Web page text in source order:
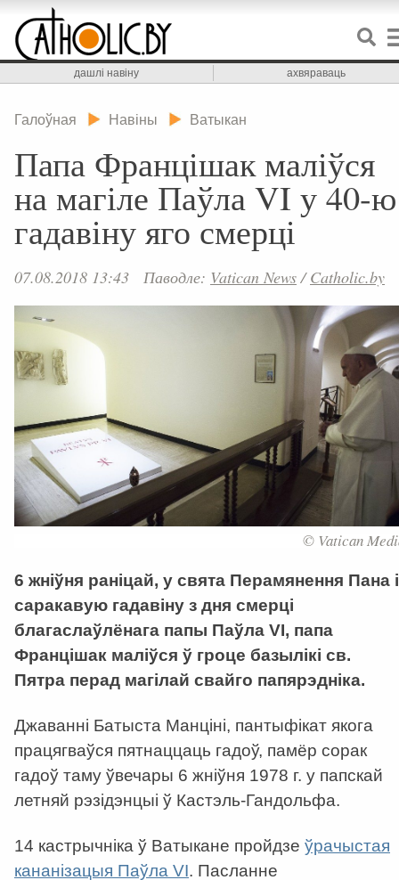
дашлі навіну ахвяраваць
Галоўная Навіны Ватыкан
Папа Францішак маліўся
на магіле Паўла VI у 40-ю
гадавіну яго смерці
07.08.2018 13:43 Паводле: Vatican News/Catholic.by
© Vatican
6 жніўня раніцай, у свята Перамянення Пана і
саракавую гадавіну з дня смерці
благаслаўлёнага папы Паўла VI, папа
Францішак маліўся ў гроце базылікі св.
Пятра перад магілай свайго папярэдніка.
Джаванні Батыста Манціні, пантыфікат якога
працягваўся пятнаццаць гадоў, памёр сорак
гадоў таму ўвечары 6 жніўня 1978 г. у папскай
летняй рэзідэнцыі ў Кастэль-Гандольфа.
14 кастрычніка ў Ватыкане пройдзе ўрачыстая
кананізацыя Паўла VI. Пасланне